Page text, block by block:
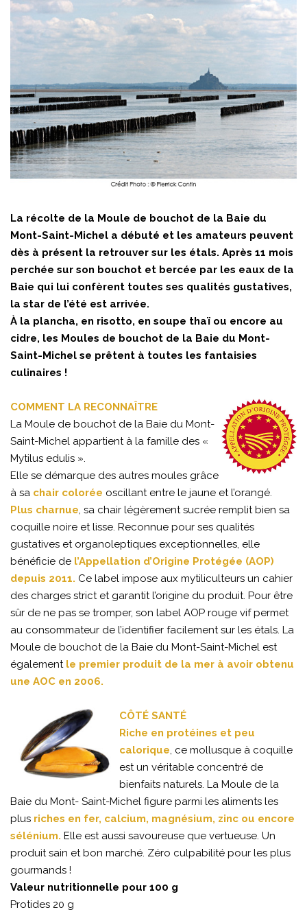
La récolte de la Moule de bouchot de la Baie du
Mont-Saint-Michel a débuté et les amateurs peuvent
dès à présent la retrouver sur les étals. Après 11 mois
perchée sur son bouchot et bercée par les eaux de la
Baie qui lui confèrent toutes ses qualités gustatives,
la star de l’été est arrivée.
À la plancha, en risotto, en soupe thaï ou encore au
cidre, les Moules de bouchot de la Baie du Mont-
Saint-Michel se prêtent à toutes les fantaisies
culinaires !
COMMENT LA RECONNAÎTRE
La Moule de bouchot de la Baie du Mont-
Saint-Michel appartient à la famille des «
Mytilus edulis ».
Elle se démarque des autres moules grâce
à sa chair colorée oscillant entre le jaune et l’orangé.
Plus charnue, sa chair légèrement sucrée remplit bien sa
coquille noire et lisse. Reconnue pour ses qualités
gustatives et organoleptiques exceptionnelles, elle
bénéficie de l’Appellation d’Origine Protégée (AOP)
depuis 2011. Ce label impose aux mytiliculteurs un cahier
des charges strict et garantit l’origine du produit. Pour être
sûr de ne pas se tromper, son label AOP rouge vif permet
au consommateur de l’identifier facilement sur les étals. La
Moule de bouchot de la Baie du Mont-Saint-Michel est
également le premier produit de la mer à avoir obtenu
une AOC en 2006.
CÔTÉ SANTÉ
Riche en protéines et peu
calorique, ce mollusque à coquille
est un véritable concentré de
bienfaits naturels. La Moule de la
Baie du Mont- Saint-Michel figure parmi les aliments les
plus riches en fer, calcium, magnésium, zinc ou encore
sélénium. Elle est aussi savoureuse que vertueuse. Un
produit sain et bon marché. Zéro culpabilité pour les plus
gourmands !
Valeur nutritionnelle pour 100 g
Protides 20 g